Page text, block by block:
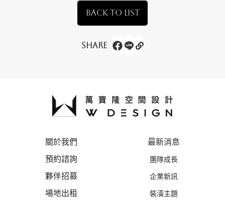
BACK TO LIST
Share
關於我們
預約諮詢
夥伴招募
場地出租
最新消息
團隊成長
企業新訊
裝潢主題